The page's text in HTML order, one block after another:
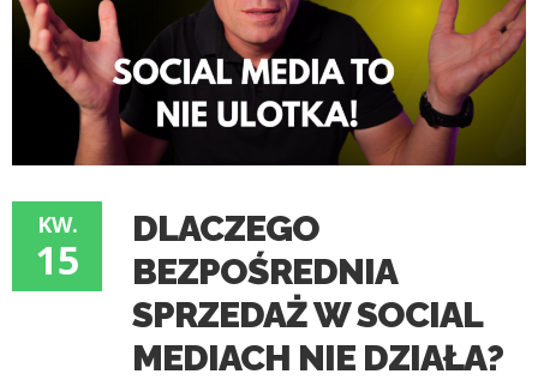
KW.
15
DLACZEGO
BEZPOŚREDNIA
SPRZEDAŻ W SOCIAL
MEDIACH NIE DZIAŁA?